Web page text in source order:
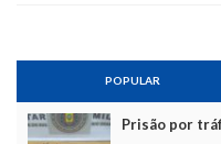
POPULAR
Prisão por